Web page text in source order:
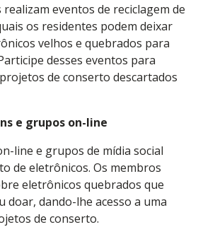
eventos de reciclagem de
os residentes podem deixar
velhos e quebrados para
desses eventos para
de conserto descartados
e grupos on-line
line e grupos de mídia social
de eletrônicos. Os membros
eletrônicos quebrados que
doar, dando-lhe acesso a uma
de conserto.